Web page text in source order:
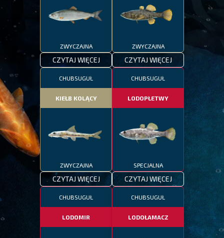
ZWYCZAJNA
CZYTAJ WIĘCEJ
ZWYCZAJNA
CZYTAJ WIĘCEJ
CHUBSUGUŁ
KIEŁB KOLĄCY
ZWYCZAJNA
CZYTAJ WIĘCEJ
CHUBSUGUŁ
LODOPŁETWY
SPECJALNA
CZYTAJ WIĘCEJ
CHUBSUGUŁ
LODOMIR
CHUBSUGUŁ
LODOŁAMACZ